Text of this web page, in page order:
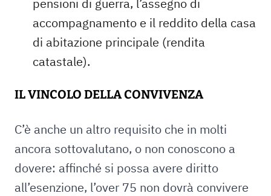
pensioni di guerra, l’assegno di
accompagnamento e il reddito della casa
di abitazione principale (rendita
catastale).
IL VINCOLO DELLA CONVIVENZA
C’è anche un altro requisito che in molti
ancora sottovalutano, o non conoscono a
dovere: affinché si possa avere diritto
all’esenzione, l’over 75 non dovrà convivere